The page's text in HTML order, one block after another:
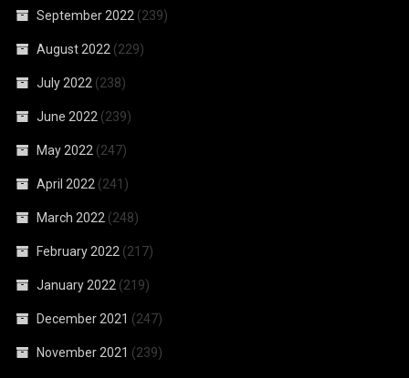
September 2022 (239)
August 2022 (229)
July 2022 (238)
June 2022 (239)
May 2022 (247)
April 2022 (241)
March 2022 (248)
February 2022 (217)
January 2022 (219)
December 2021 (247)
November 2021 (239)